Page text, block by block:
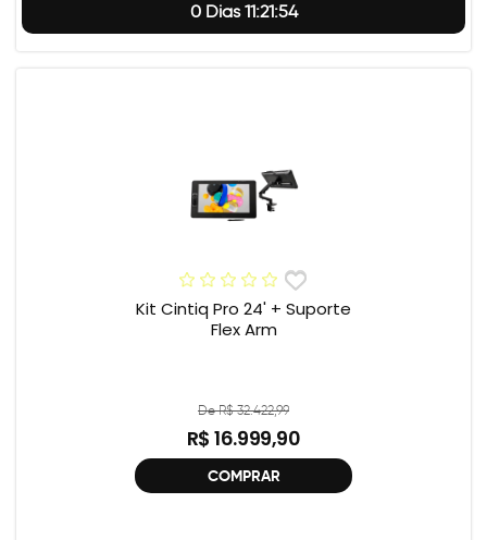
0 Dias 11:21:54
Kit Cintiq Pro 24' + Suporte
Flex Arm
De R$ 32.422,99
R$ 16.999,90
COMPRAR